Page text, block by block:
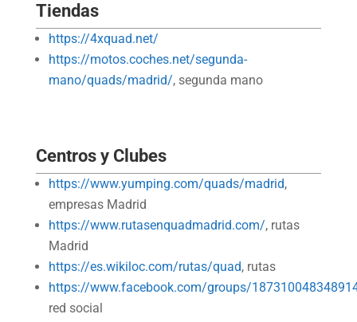
Tiendas
https://4xquad.net/
https://motos.coches.net/segunda-
mano/quads/madrid/, segunda mano
Centros y Clubes
https://www.yumping.com/quads/madrid,
empresas Madrid
https://www.rutasenquadmadrid.com/, rutas
Madrid
https://es.wikiloc.com/rutas/quad, rutas
https://www.facebook.com/groups/
red social